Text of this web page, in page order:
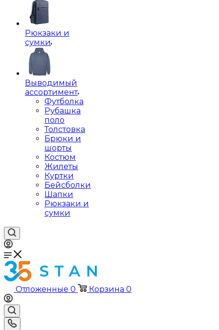
Рюкзаки и
сумки
Выводимый
ассортимент
Футболка
Рубашка
поло
Толстовка
Брюки и
шорты
Костюм
Жилеты
Куртки
Бейсболки
Шапки
Рюкзаки и
сумки
Отложенные 0 Корзина 0